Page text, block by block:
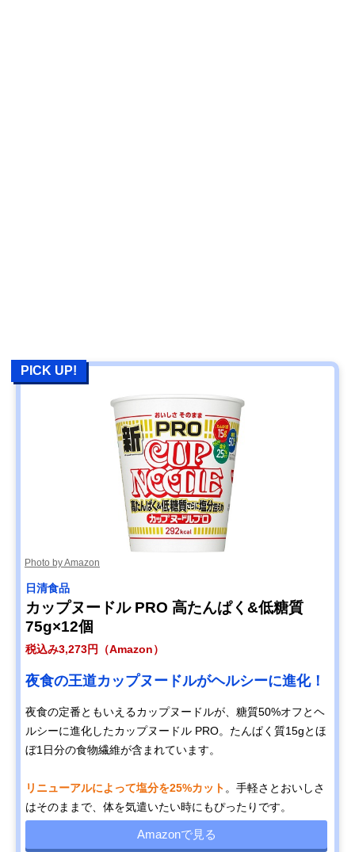
PICK UP!
Photo by Amazon
日清食品
カップヌードル PRO 高たんぱく&低糖質
75g×12個
税込み3,273円（Amazon）
夜食の王道カップヌードルがヘルシーに進化！
夜食の定番ともいえるカップヌードルが、糖質50%オフとヘ
ルシーに進化したカップヌードル PRO。たんぱく質15gとほ
ぼ1日分の食物繊維が含まれています。
リニューアルによって塩分を25%カット 。手軽さとおいしさ
はそのままで、体を気遣いたい時にもぴったりです。
Amazonで見る